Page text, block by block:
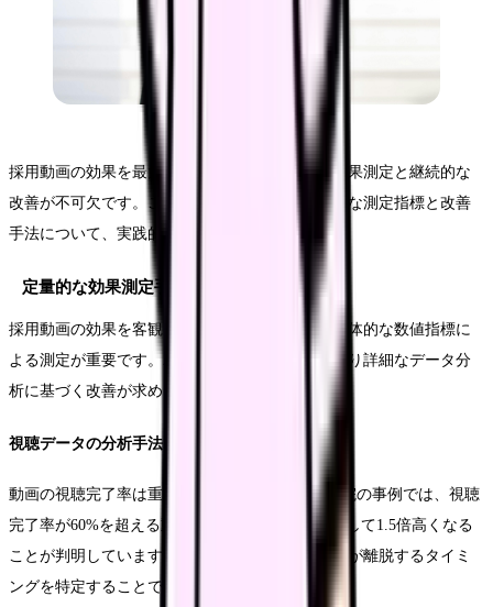
採用動画の効果を最大化するためには、適切な効果測定と継続的な
改善が不可欠です。このセクションでは、具体的な測定指標と改善
手法について、実践的な方法をご紹介します。
定量的な効果測定手法
採用動画の効果を客観的に評価するためには、具体的な数値指標に
よる測定が重要です。2025年の採用市場では、より詳細なデータ分
析に基づく改善が求められています。
視聴データの分析手法
動画の視聴完了率は重要な指標となります。F病院の事例では、視聴
完了率が60%を超える動画は、応募転換率も平均して1.5倍高くなる
ことが判明しています。特に重要なのは、視聴者が離脱するタイミ
ングを特定することです。